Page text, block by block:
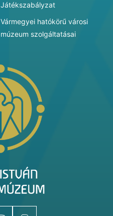
Játékszabályzat
Vármegyei hatókörű városi
múzeum szolgáltatásai